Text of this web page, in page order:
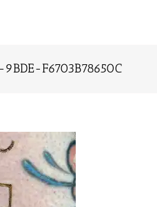
F6703B78650C